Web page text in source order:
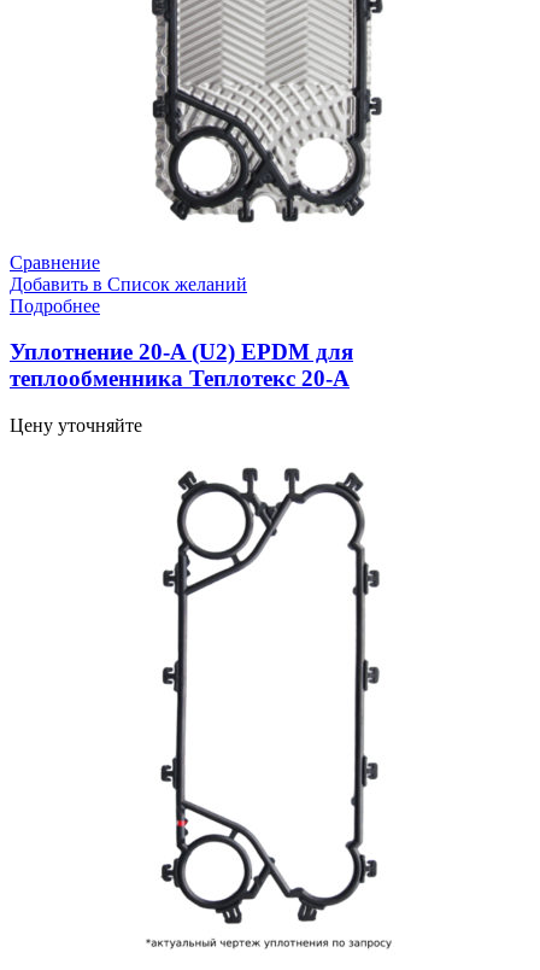
Сравнение
Добавить в Список желаний
Подробнее
Уплотнение 20-A (U2) EPDM для
теплообменника Теплотекс 20-A
Цену уточняйте